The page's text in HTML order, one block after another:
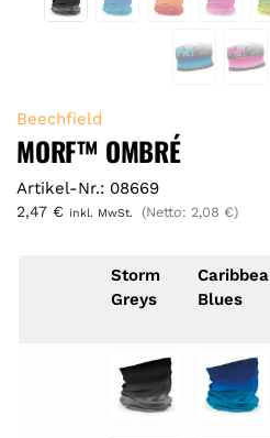
Beechfield
MORF™ OMBRÉ
Artikel-Nr.: 08669
2,47 € inkl. MwSt. (Netto: 2,08 €)
Storm
Greys
Blues